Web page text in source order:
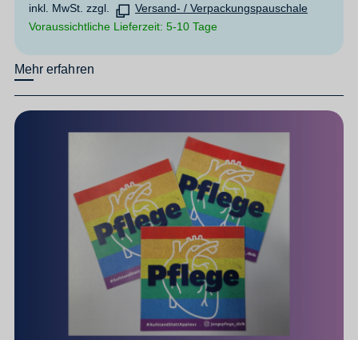
inkl. MwSt. zzgl.
Versand- / Verpackungspauschale
Voraussichtliche Lieferzeit: 5-10 Tage
Mehr erfahren